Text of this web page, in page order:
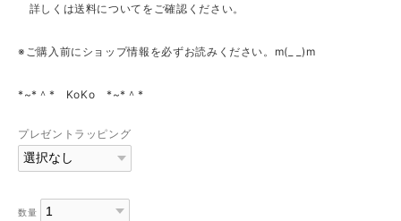
詳しくは送料についてをご確認ください。
※ご購入前にショップ情報を必ずお読みください。m(_ _)m
*~*＾* KoKo *~*＾*
プレゼントラッピング
数量